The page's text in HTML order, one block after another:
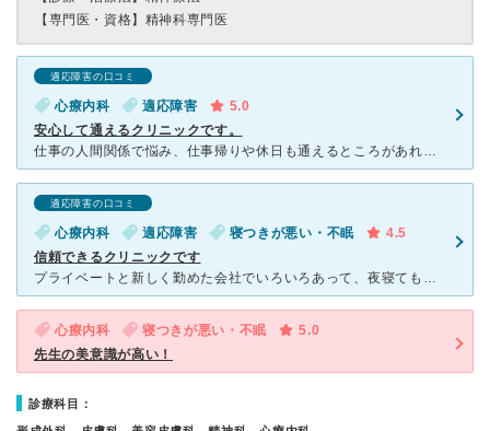
【専門医・資格】 精神科専門医
適応障害の口コミ
心療内科 適応障害
5.0
安心して通えるクリニックです。
仕事の人間関係で悩み、仕事帰りや休日も通えるところがあればとホームページを見つけて伺ったのがきっかけで今もお世話になっています。 たしかに待ち時間はありますが、 みなさん親身に話を聞いてくださ
適応障害の口コミ
心療内科 適応障害 寝つきが悪い・不眠
4.5
信頼できるクリニックです
プライベートと新しく勤めた会社でいろいろあって、夜寝てもすぐ目が覚めて眠れなくなったり胸が圧迫されるような息苦しさ、過食気味になってしまいました。苦しくて辛いけど通えてるから私程度で心療内科にかかるな
心療内科 寝つきが悪い・不眠
5.0
先生の美意識が高い！
診療科目：